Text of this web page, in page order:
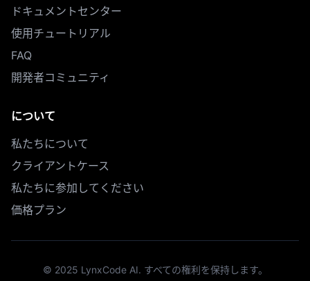
ドキュメントセンター
使用チュートリアル
FAQ
開発者コミュニティ
について
私たちについて
クライアントケース
私たちに参加してください
価格プラン
© 2025 LynxCode AI. すべての権利を保持します。